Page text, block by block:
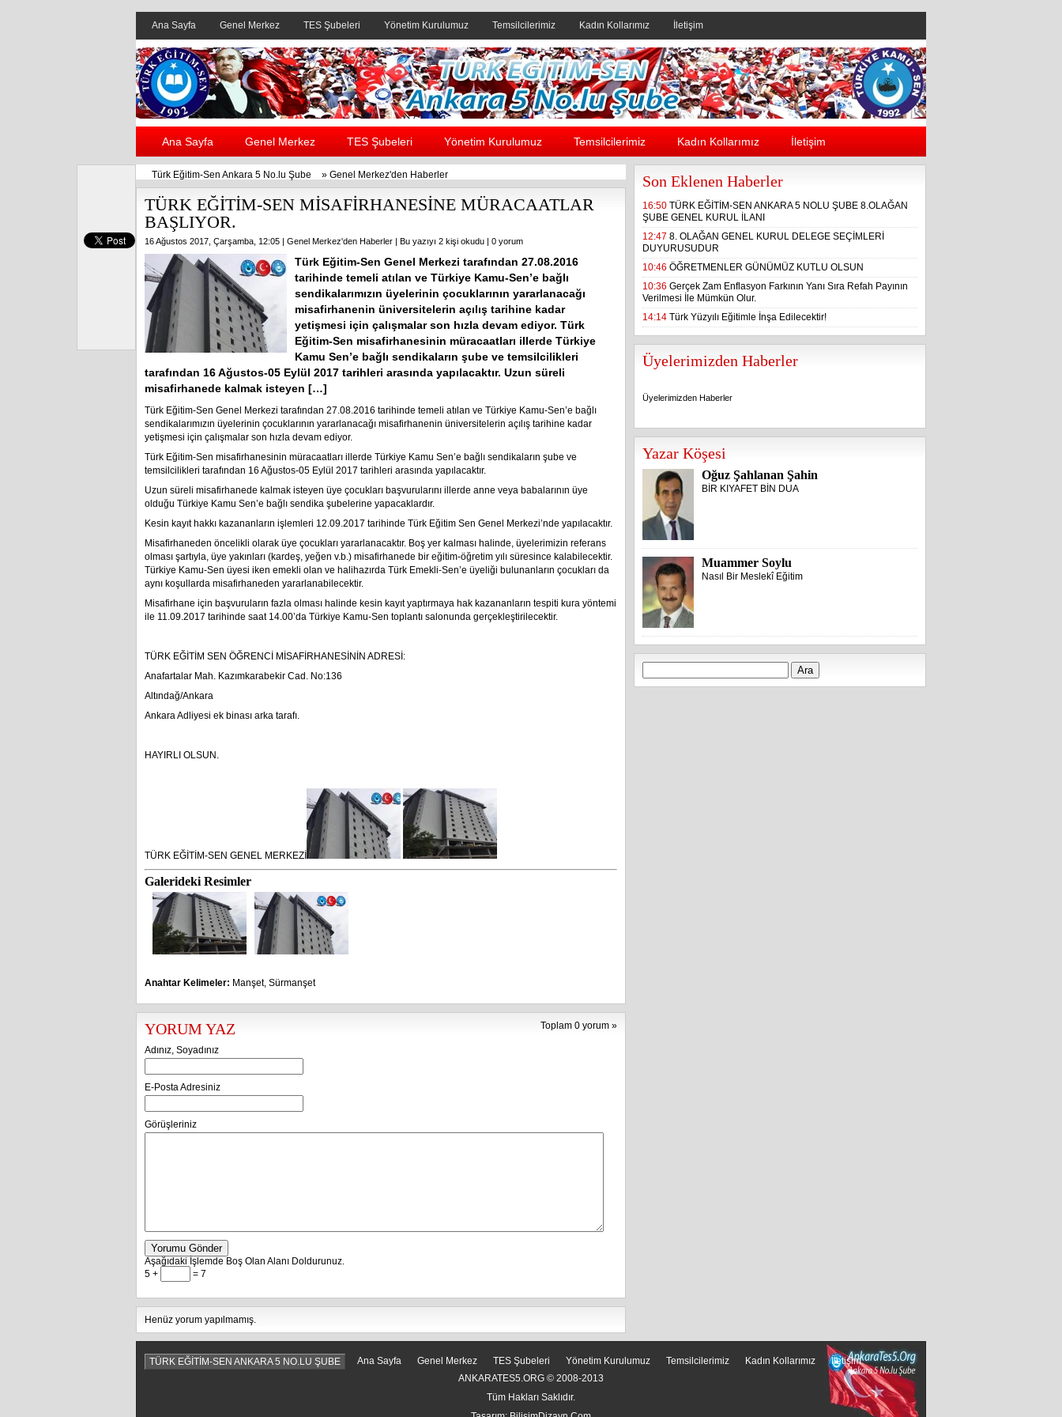
Ana Sayfa Genel Merkez TES Şubeleri Yönetim Kurulumuz Temsilcilerimiz Kadın Kollarımız İletişim
Header yanı reklam alanı
Ana Sayfa Genel Merkez TES Şubeleri Yönetim Kurulumuz Temsilcilerimiz Kadın Kollarımız İletişim
Türk Eğitim-Sen Ankara 5 No.lu Şube » Genel Merkez'den Haberler
TÜRK EĞİTİM-SEN MİSAFİRHANESİNE MÜRACAATLAR
BAŞLIYOR.
16 Ağustos 2017, Çarşamba, 12:05 | Genel Merkez'den Haberler | Bu yazıyı 2 kişi okudu | 0 yorum
Türk Eğitim-Sen Genel Merkezi tarafından 27.08.2016
tarihinde temeli atılan ve Türkiye Kamu-Sen’e bağlı
sendikalarımızın üyelerinin çocuklarının yararlanacağı
misafirhanenin üniversitelerin açılış tarihine kadar
yetişmesi için çalışmalar son hızla devam ediyor. Türk
Eğitim-Sen misafirhanesinin müracaatları illerde Türkiye
Kamu Sen’e bağlı sendikaların şube ve temsilcilikleri
tarafından 16 Ağustos-05 Eylül 2017 tarihleri arasında yapılacaktır. Uzun süreli
misafirhanede kalmak isteyen […]
Türk Eğitim-Sen Genel Merkezi tarafından 27.08.2016 tarihinde temeli atılan ve Türkiye Kamu-Sen’e bağlı
sendikalarımızın üyelerinin çocuklarının yararlanacağı misafirhanenin üniversitelerin açılış tarihine kadar
yetişmesi için çalışmalar son hızla devam ediyor.
Türk Eğitim-Sen misafirhanesinin müracaatları illerde Türkiye Kamu Sen’e bağlı sendikaların şube ve
temsilcilikleri tarafından 16 Ağustos-05 Eylül 2017 tarihleri arasında yapılacaktır.
Uzun süreli misafirhanede kalmak isteyen üye çocukları başvurularını illerde anne veya babalarının üye
olduğu Türkiye Kamu Sen’e bağlı sendika şubelerine yapacaklardır.
Kesin kayıt hakkı kazananların işlemleri 12.09.2017 tarihinde Türk Eğitim Sen Genel Merkezi’nde yapılacaktır.
Misafirhaneden öncelikli olarak üye çocukları yararlanacaktır. Boş yer kalması halinde, üyelerimizin referans
olması şartıyla, üye yakınları (kardeş, yeğen v.b.) misafirhanede bir eğitim-öğretim yılı süresince kalabilecektir.
Türkiye Kamu-Sen üyesi iken emekli olan ve halihazırda Türk Emekli-Sen’e üyeliği bulunanların çocukları da
aynı koşullarda misafirhaneden yararlanabilecektir.
Misafirhane için başvuruların fazla olması halinde kesin kayıt yaptırmaya hak kazananların tespiti kura yöntemi
ile 11.09.2017 tarihinde saat 14.00’da Türkiye Kamu-Sen toplantı salonunda gerçekleştirilecektir.
TÜRK EĞİTİM SEN ÖĞRENCİ MİSAFİRHANESİNİN ADRESİ:
Anafartalar Mah. Kazımkarabekir Cad. No:136
Altındağ/Ankara
Ankara Adliyesi ek binası arka tarafı.
HAYIRLI OLSUN.
TÜRK EĞİTİM-SEN GENEL MERKEZİ
Galerideki Resimler
Anahtar Kelimeler: Manşet, Sürmanşet
Toplam 0 yorum »
YORUM YAZ
Adınız, Soyadınız
E-Posta Adresiniz
Görüşleriniz
Yorumu Gönder
Aşağıdaki İşlemde Boş Olan Alanı Doldurunuz.
5 +
= 7
Henüz yorum yapılmamış.
Son Eklenen Haberler
16:50 TÜRK EĞİTİM-SEN ANKARA 5 NOLU ŞUBE 8.OLAĞAN
ŞUBE GENEL KURUL İLANI
12:47 8. OLAĞAN GENEL KURUL DELEGE SEÇİMLERİ
DUYURUSUDUR
10:46 ÖĞRETMENLER GÜNÜMÜZ KUTLU OLSUN
10:36 Gerçek Zam Enflasyon Farkının Yanı Sıra Refah Payının
Verilmesi İle Mümkün Olur.
14:14 Türk Yüzyılı Eğitimle İnşa Edilecektir!
Üyelerimizden Haberler
Üyelerimizden Haberler
Yazar Köşesi
Oğuz Şahlanan Şahin
BİR KIYAFET BİN DUA
Muammer Soylu
Nasıl Bir Meslekî Eğitim
Arama:
TÜRK EĞİTİM-SEN ANKARA 5 NO.LU ŞUBE Ana Sayfa Genel Merkez TES Şubeleri Yönetim Kurulumuz Temsilcilerimiz Kadın Kollarımız
İletişim
ANKARATES5.ORG © 2008-2013
Tüm Hakları Saklıdır.